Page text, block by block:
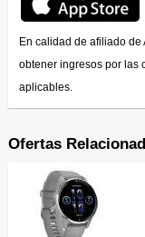
En calidad de afiliado de
obtener ingresos por las
aplicables.
Ofertas